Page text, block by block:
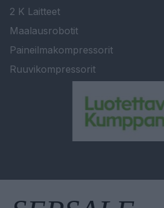
2 K Laitteet
Maalausrobotit
Paineilmakompressorit
Ruuvikompressorit